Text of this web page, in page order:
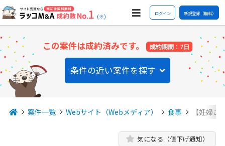
(※) ログイン 新規登録（無料）
この案件は成約済みです。 成約期間：7日
条件の近い案件を探す
案件一覧 Webサイト（Webメディア） 食事 【妊婦
気になる（値下げ通知）